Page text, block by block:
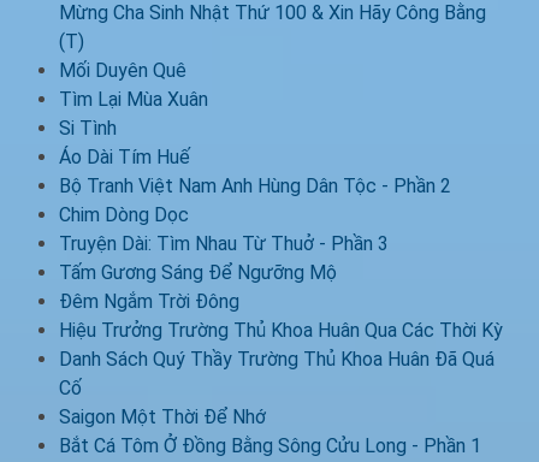
Mừng Cha Sinh Nhật Thứ 100 & Xin Hãy Công Bằng
(T)
Mối Duyên Quê
Tìm Lại Mùa Xuân
Si Tình
Áo Dài Tím Huế
Bộ Tranh Việt Nam Anh Hùng Dân Tộc - Phần 2
Chim Dòng Dọc
Truyện Dài: Tìm Nhau Từ Thuở - Phần 3
Tấm Gương Sáng Để Ngưỡng Mộ
Đêm Ngắm Trời Đông
Hiệu Trưởng Trường Thủ Khoa Huân Qua Các Thời Kỳ
Danh Sách Quý Thầy Trường Thủ Khoa Huân Đã Quá
Cố
Saigon Một Thời Để Nhớ
Bắt Cá Tôm Ở Đồng Bằng Sông Cửu Long - Phần 1